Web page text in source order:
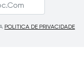
POLITICA DE PRIVACIDADE